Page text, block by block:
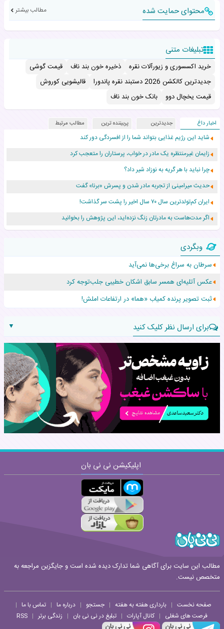
محتوای حمایت شده مطالب بیشتر
تبلیغات متنی
خرید اکسسوری و زیورآلات نقره ذخیره خون بند ناف
قیمت گوشی
جدیدترین کالکشن 2026 دستبند نقره پاندورا
قالیشویی کوروش
قیمت یخچال دوو
بانک خون بند ناف
اخبار داغ جدیدترین پربیننده ترین مطالب مرتبط
شاید این رژیم غذایی بتواند شما را از افسردگی دور کند
زایمان غیرمنتظره یک مادر در خواب، پرستاران را متعجب کرد
چرا نباید با هر گریه به نوزاد شیر داد؟
حدیث میرامینی از تجربه مادر شدن و پسرش «برنا» گفت
ایران کم‌تولدترین سال ۷۰ سال اخیر را پشت سر گذاشت!
اگر مدت‌هاست به مادرتان زنگ نزده‌اید، این پژوهش را بخوانید
۵۵۹ نوزاد در پرو با نام «هالند» به دنیا آمدند!
زن ۲۴ ساله پس از درمان سرطان رحم، مادر شد
افزایش قد این دختر، چند میلیون دلار برای پدرش خرج داشته
وبگردی
سرطان به سراغ برخی‌ها نمی‌آید
عکس‌ آتلیه‌ای همسر سابق اشکان خطیبی جلب‌توجه کرد
ثبت تصویر پرنده کمیاب «هما» در ارتفاعات املش!
برای ارسال نظر کلیک کنید
▼
نام:
اپلیکیشن نی نی بان
مطالب این سایت برای آگاهی شما تدارک دیده شده است و جایگزین مراجعه به
متخصص نیست.
صفحه نخست | بارداری هفته به هفته | جستجو | درباره ما | تماس با ما |
فرصت های شغلی | کانال آپارات | تبلیغ در نی نی بان | زندگی برتر |
RSS